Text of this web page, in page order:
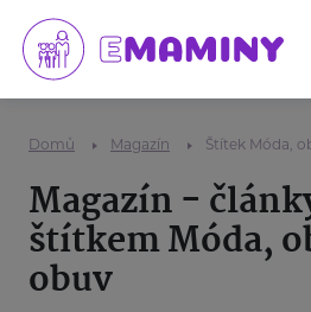
Domů Magazín Štítek Móda,
Magazín -
štítkem Móda,
obuv